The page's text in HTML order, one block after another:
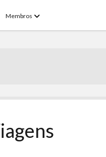
Membros open